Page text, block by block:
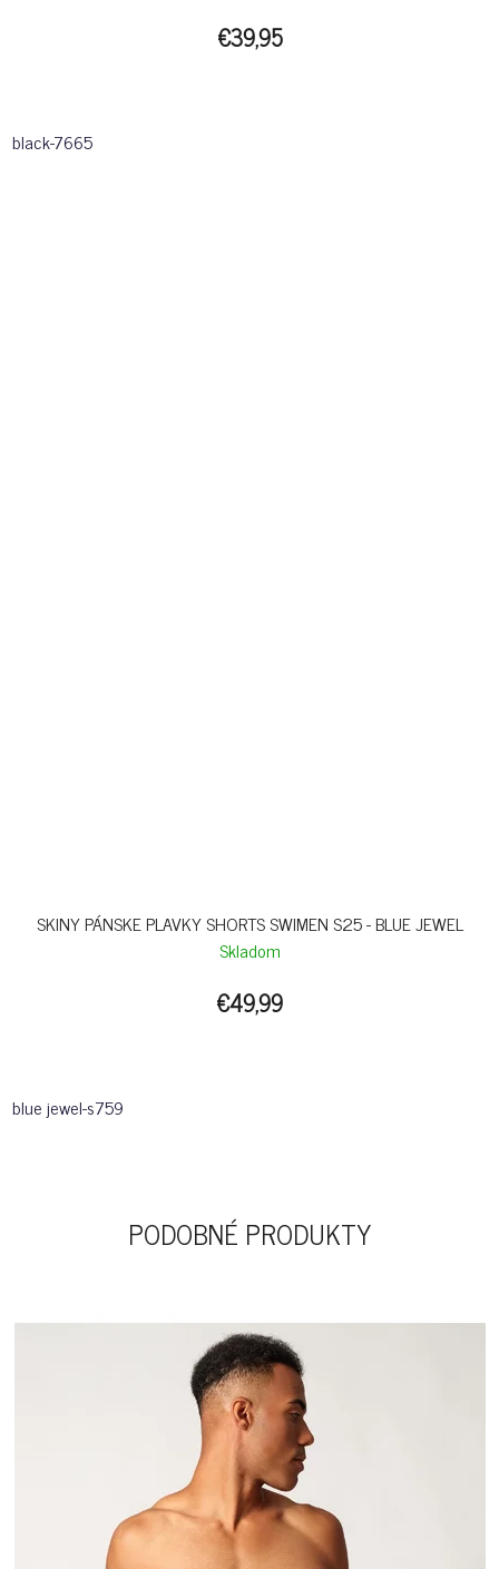
€39,95
black-7665
SKINY PÁNSKE PLAVKY SHORTS SWIMEN S25 - BLUE JEWEL
Skladom
€49,99
blue jewel-s759
PODOBNÉ PRODUKTY